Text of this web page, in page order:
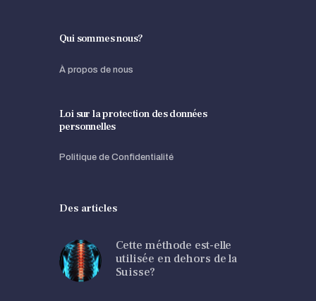
Qui sommes nous?
À propos de nous
Loi sur la protection des données
personnelles
Politique de Confidentialité
Des articles
Cette méthode est-elle
utilisée en dehors de la
Suisse?